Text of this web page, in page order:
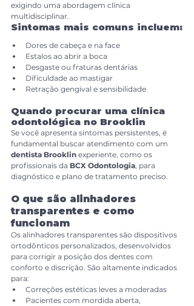
exigindo uma abordagem clínica
multidisciplinar.
Sintomas mais comuns incluem:
Dores de cabeça e na face
Estalos ao abrir a boca
Desgaste ou fraturas dentárias
Dificuldade ao mastigar
Retração gengival e sensibilidade
Quando procurar uma clínica
odontológica no Brooklin
Se você apresenta sintomas persistentes, é
fundamental buscar atendimento com um
dentista Brooklin experiente, como os
profissionais da BCX Odontologia, para
diagnóstico e plano de tratamento preciso.
O que são alinhadores
transparentes e como
funcionam
Os alinhadores transparentes são dispositivos
ortodônticos personalizados, desenvolvidos
para corrigir a posição dos dentes com
conforto e discrição. São altamente indicados
para:
Correções estéticas leves a moderadas
Pacientes com mordida aberta,